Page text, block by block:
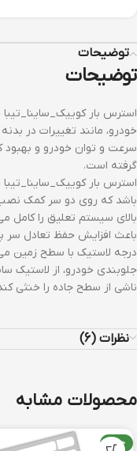
توضیحات
توضیحات
استرس بار
خودرو، مانند تغییرات در
سرعت و توان خودرو و بهبود
گرفته است.
استرس بار
باشد که روی دو سر کمک
بالای سیستم تعلیق را کامل
درجه لاستیک با سطح زمین
جلوبندی خودرو، از لاستیک
ناشی از سطح جاده را خنثی
نظرات (6)
محصولات مشابه
جدید